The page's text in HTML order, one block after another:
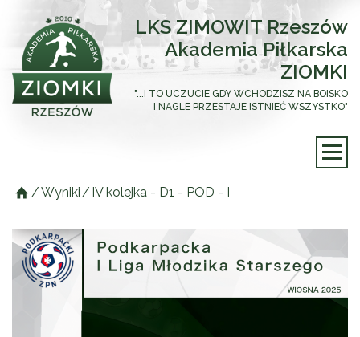
LKS ZIMOWIT Rzeszów
Akademia Piłkarska
ZIOMKI
"...I TO UCZUCIE GDY WCHODZISZ NA BOISKO
I NAGLE PRZESTAJE ISTNIEĆ WSZYSTKO"
/Wyniki / IV kolejka - D1 - POD - I